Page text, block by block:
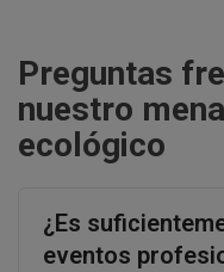
Preguntas
nuestro
ecológico
¿Es
eventos